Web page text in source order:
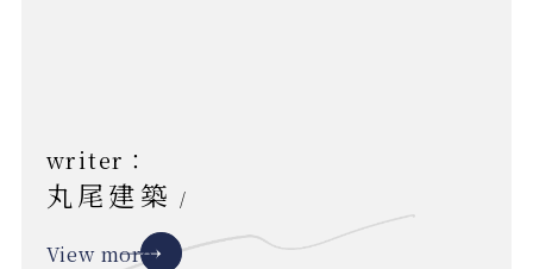
writer：
丸尾建築 /
View more